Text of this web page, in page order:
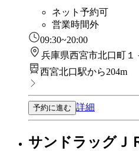
ネット予約可
営業時間外
09:30~20:00
兵庫県西宮市北口町１
西宮北口駅から204m
予約に進む 詳細
サンドラッグＪ